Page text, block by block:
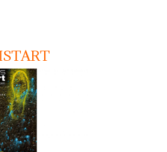
vilaplana. arquitectures